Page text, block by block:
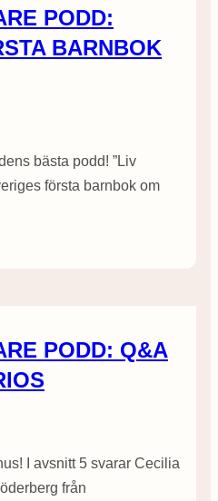
PODD:
BARNBOK
bästa podd! ”Liv
första barnbok om
PODD: Q&A
I avsnitt 5 svarar Cecilia
från